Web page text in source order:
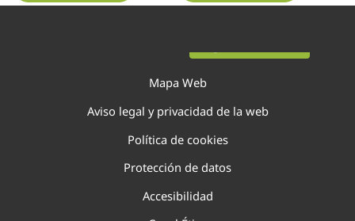
Mapa Web
Aviso legal y privacidad de la web
Política de cookies
Protección de datos
Accesibilidad